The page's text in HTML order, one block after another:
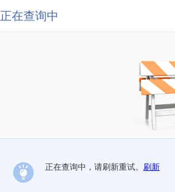
正在查询中
正在查询中，请刷新重试。 刷新